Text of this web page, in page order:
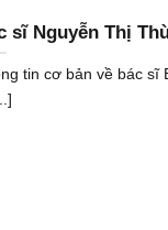
sĩ Nguyễn Thị
tin cơ bản về bác sĩ